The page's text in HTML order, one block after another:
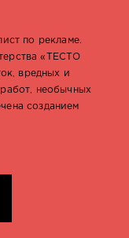
по рекламе.
«ТЕСТО
вредных и
необычных
созданием